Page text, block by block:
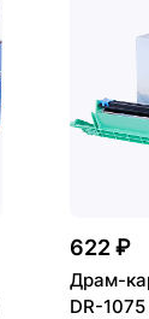
622 ₽
Драм-
DR-